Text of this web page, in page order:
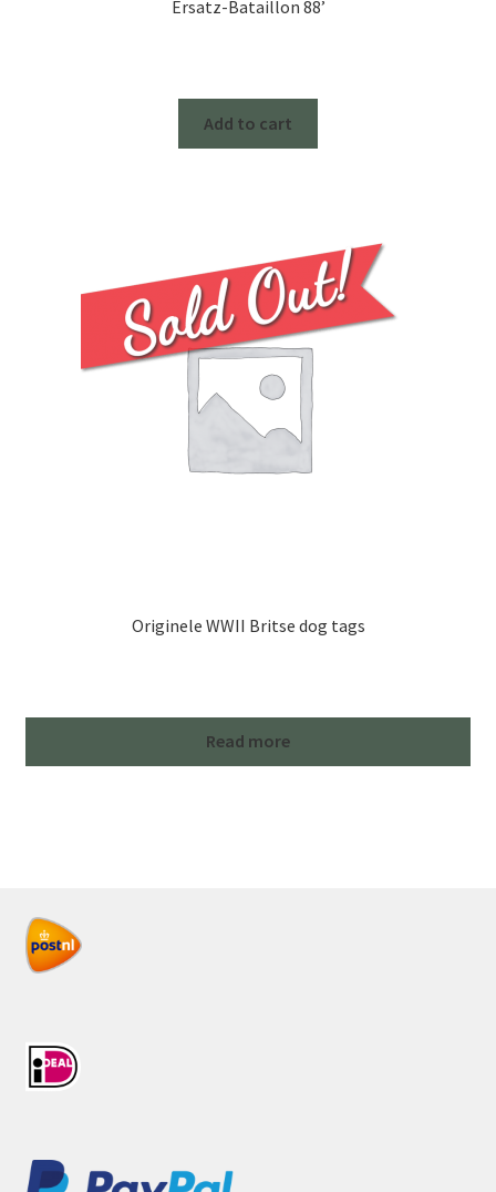
Ersatz-Bataillon 88’
Add to cart
Originele WWII Britse dog tags
Read more